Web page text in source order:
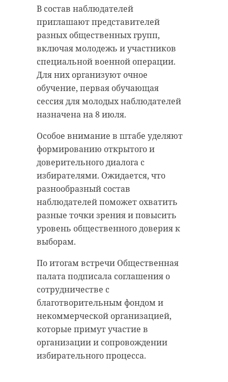
В состав наблюдателей
приглашают представителей
разных общественных групп,
включая молодежь и участников
специальной военной операции.
Для них организуют очное
обучение, первая обучающая
сессия для молодых наблюдателей
назначена на 8 июля.
Особое внимание в штабе уделяют
формированию открытого и
доверительного диалога с
избирателями. Ожидается, что
разнообразный состав
наблюдателей поможет охватить
разные точки зрения и повысить
уровень общественного доверия к
выборам.
По итогам встречи Общественная
палата подписала соглашения о
сотрудничестве с
благотворительным фондом и
некоммерческой организацией,
которые примут участие в
организации и сопровождении
избирательного процесса.
операции и их родных,
многодетных семей и других
уязвимых категорий жителей.
Также принимались меры
поддержки для предприятий,
особенно тех, кто пострадал из-за
санкций. За это время областные
законы также были приведены в
соответствие с новыми
федеральными нормами.
Одним из ключевых итогов стало
утверждение "Стратегии
социально-экономического
развития Ленинградской области
до 2036 года".
"Как видно,
региональные
законы и бюджет по-
прежнему
ориентированы на
социальную
поддержку. В центре
внимания — помощь
нашим защитникам,
владельцев пока не штрафуют.
Однако уже с июля за
несоблюдение закона придется
заплатить от 1 до 2 тысяч рублей,
напомнилКротов.
"К июлю мы
планируем выйти на
тысяч
зарегистрированных
собак. Сейчас их
около 35 тысяч — это
и домашние
питомцы, и
служебные
животные. Времени
мы настроены
завершить этап
регистрации в срок",
— отметил Леонид
Кротов.
В 47 регионе насчитывается